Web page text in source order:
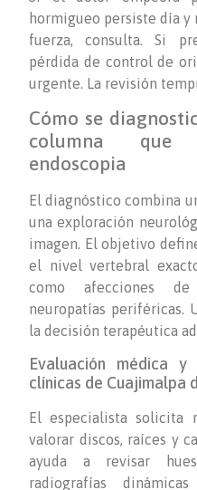
hormigueo persiste día y
fuerza, consulta. Si
pérdida de control de
urgente. La revisión
Cómo se
columna que
endoscopia
El diagnóstico combina
una exploración
imagen. El objetivo
el nivel vertebral
como afecciones
neuropatías periféricas.
la decisión terapéutica
Evaluación médica
clínicas de Cuajimalpa
El especialista solicita
valorar discos, raíces y
ayuda a revisar
radiografías